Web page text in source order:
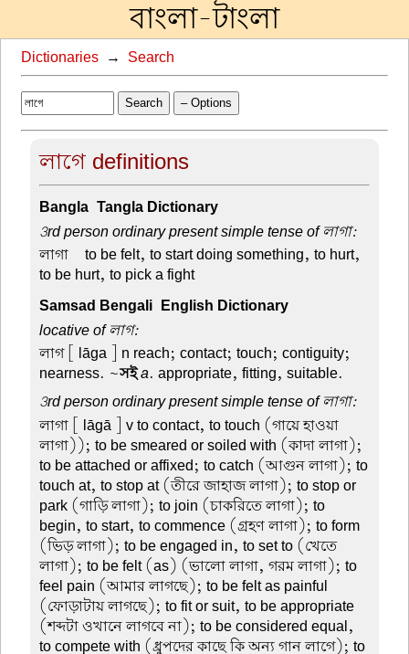
বাংলা-টাংলা
Dictionaries → Search
Search – Options
লাগে definitions
Bangla-Tangla Dictionary
3rd person ordinary present simple tense of লাগা:
লাগা –to be felt, to start doing something, to hurt,
to be hurt, to pick a fight
Samsad Bengali-English Dictionary
locative of লাগ:
লাগ[ lāga ] n reach; contact; touch; contiguity;
nearness. ~সইa. appropriate, fitting, suitable.
3rd person ordinary present simple tense of লাগা:
লাগা [ lāgā ] v to contact, to touch (গায়ে হাওয়া
লাগা)); to be smeared or soiled with (কাদা লাগা);
to be attached or affixed; to catch (আগুন লাগা); to
touch at, to stop at (তীরে জাহাজ লাগা); to stop or
park (গাড়ি লাগা); to join (চাকরিতে লাগা); to
begin, to start, to commence (গ্রহণ লাগা); to form
(ভিড় লাগা); to be engaged in, to set to (খেতে
লাগা); to be felt (as) (ভালো লাগা, গরম লাগা); to
feel pain (আমার লাগছে); to be felt as painful
(ফোড়াটায় লাগছে); to fit or suit, to be appropriate
(শব্দটা ওখানে লাগবে না); to be considered equal,
to compete with (ধ্রুপদের কাছে কি অন্য গান লাগে); to